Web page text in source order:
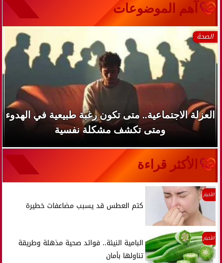
آهم الموضوعات
الصحة
العزلة الاجتماعية.. متى تكون رغبة طبيعية في الهدوء
ومتى تكشف مشكلة نفسية
الأكثر قراءة
الأخبار
كتم العطس قد يسبب مضاعفات خطيرة
الأخبار
البامية النيئة.. فوائد صحية مذهلة وطريقة
تناولها بأمان